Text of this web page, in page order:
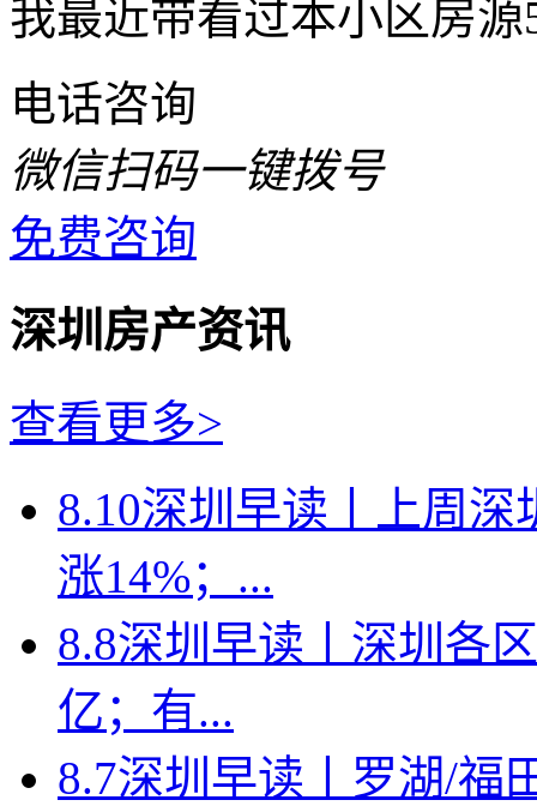
我最近带看过本小区房
电话咨询
微信扫码一键拨号
免费咨询
深圳房产资讯
查看更多>
8.10深圳早读丨上周
涨14%；...
8.8深圳早读丨深圳各
亿；有...
8.7深圳早读丨罗湖/福